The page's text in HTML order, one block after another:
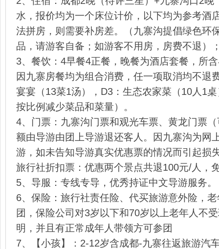
水，报价均为一个床位计价，以下均为参考酒
法拼房，则需要补房差。（九寨沟提倡绿色环
品，请游客自备；如游客不用房，房费不退）
3、餐饮：4早餐4正餐，晚餐为酒店套餐，所
因九寨房餐均为组合消费，任一项取消均不退
宴宴（13菜1汤），D3：生态农家菜（10人1
按比例减少菜品和菜量）。
4、门票：九寨沟门票和观光车票、黄龙门票
额由导游由团上导游退还客人。因九寨沟为网
游，如未告知导游真实优惠票的情况而引起损
旅行社折扣票：优惠两个景点共退100元/人，
5、导服：专线专导，优秀持证中文导游服务。
6、保险：旅行社责任险、代买旅游意外险，
团，保险公司对3岁以下和70岁以上老年人不
明，并且有正常成年人带领方可参团
7、【小孩】：2-12岁含成都-九寨往返旅游汽